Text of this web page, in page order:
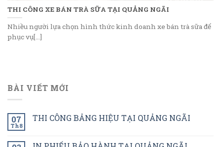
THI CÔNG XE BÁN TRÀ SỮA TẠI QUẢNG NGÃI
Nhiều người lựa chọn hình thức kinh doanh xe bán trà sữa để
phục vụ[...]
BÀI VIẾT MỚI
07
Th8
THI CÔNG BẢNG HIỆU TẠI QUẢNG NGÃI